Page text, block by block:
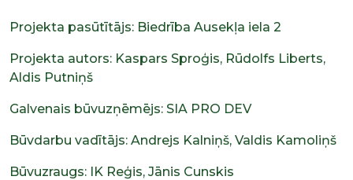
Projekta pasūtītājs: Biedrība Ausekļa iela 2
Projekta autors: Kaspars Sproģis, Rūdolfs Liberts,
Aldis Putniņš
Galvenais būvuzņēmējs: SIA PRO DEV
Būvdarbu vadītājs: Andrejs Kalniņš, Valdis Kamoliņš
Būvuzraugs: IK Reģis, Jānis Cunskis